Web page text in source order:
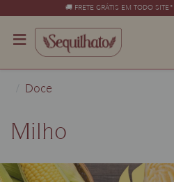
🚚 FRETE GRÁTIS EM TODO SITE*
Doce
Milho